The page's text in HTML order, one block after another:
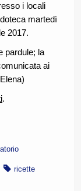
i locali
martedì
2017.
pardule; la
ai
.
ricette